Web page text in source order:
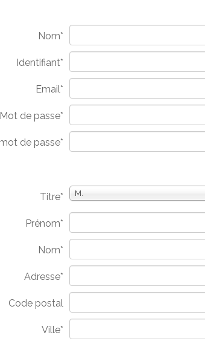
Nom*
Identifiant*
Email*
Mot de passe*
de passe*
Titre* M.
Prénom*
Nom*
Adresse*
Code postal
Ville*